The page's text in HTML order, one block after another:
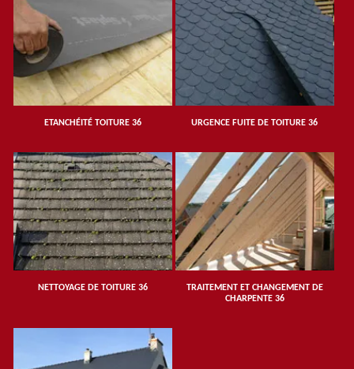
ETANCHÉITÉ TOITURE 36 URGENCE FUITE DE TOITURE 36
NETTOYAGE DE TOITURE 36
TRAITEMENT ET CHANGEMENT DE
CHARPENTE 36